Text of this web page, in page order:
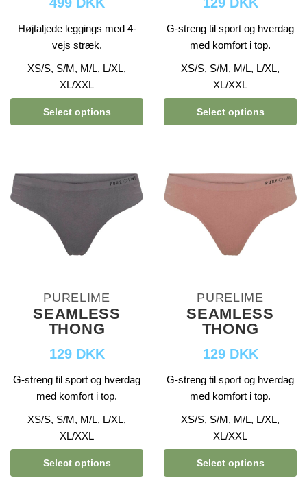
Højtaljede leggings med 4-
vejs stræk.
XS/S, S/M, M/L, L/XL,
XL/XXL
Select options
G-streng til sport og hverdag
med komfort i top.
XS/S, S/M, M/L, L/XL,
XL/XXL
Select options
PURELIME
SEAMLESS
THONG
129 DKK
G-streng til sport og hverdag
med komfort i top.
XS/S, S/M, M/L, L/XL,
XL/XXL
Select options
PURELIME
SEAMLESS
THONG
129 DKK
G-streng til sport og hverdag
med komfort i top.
XS/S, S/M, M/L, L/XL,
XL/XXL
Select options